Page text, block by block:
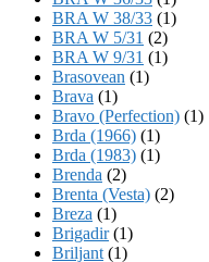
BRA W 38/33 (1)
BRA W 5/31 (2)
BRA W 9/31 (1)
Brasovean (1)
Brava (1)
Bravo (Perfection) (1)
Brda (1966) (1)
Brda (1983) (1)
Brenda (2)
Brenta (Vesta) (2)
Breza (1)
Brigadir(1)
Briljant (1)